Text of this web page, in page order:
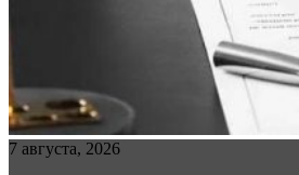
7 августа, 2026